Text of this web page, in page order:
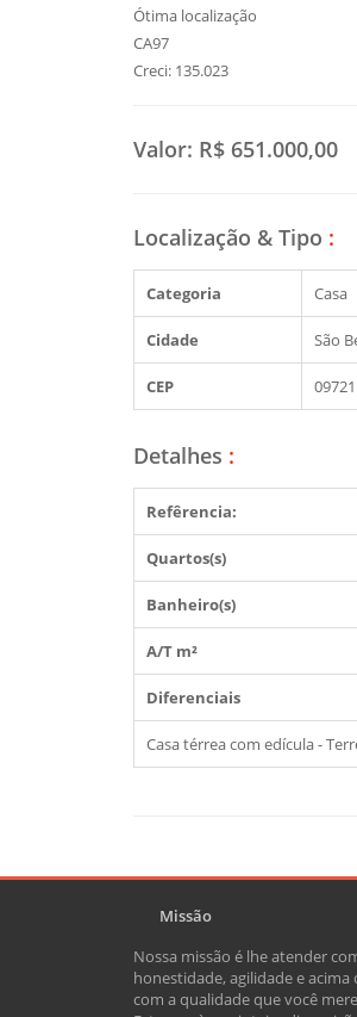
Ótima localização
CA97
Creci: 135.023
Valor: R$ 651.000,00
Localização & Tipo :
Categoria Casa
Cidade São
CEP
Detalhes :
Refêrencia:
Quartos(s)
Banheiro(s)
A/T m²
Diferenciais
Casa térrea com edícula -
Missão
Nossa missão é lhe atender
honestidade, agilidade e acima
com a qualidade que você